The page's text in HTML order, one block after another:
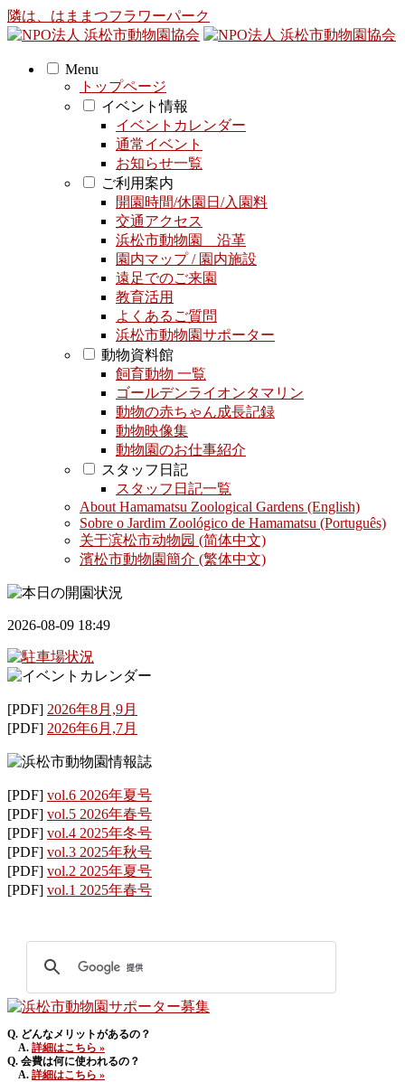
隣は、はままつフラワーパーク
Menu
トップページ
イベント情報
イベントカレンダー
通常イベント
お知らせ一覧
ご利用案内
開園時間/休園日/入園料
交通アクセス
浜松市動物園 沿革
園内マップ / 園内施設
遠足でのご来園
教育活用
よくあるご質問
浜松市動物園サポーター
動物資料館
飼育動物 一覧
ゴールデンライオンタマリン
動物の赤ちゃん成長記録
動物映像集
動物園のお仕事紹介
スタッフ日記
スタッフ日記一覧
About Hamamatsu Zoological Gardens (English)
Sobre o Jardim Zoológico de Hamamatsu (Português)
关于滨松市动物园 (简体中文)
濱松市動物園簡介 (繁体中文)
2026-08-09 18:49
[PDF] 2026年8月,9月
[PDF] 2026年6月,7月
[PDF] vol.6 2026年夏号
[PDF] vol.5 2026年春号
[PDF] vol.4 2025年冬号
[PDF] vol.3 2025年秋号
[PDF] vol.2 2025年夏号
[PDF] vol.1 2025年春号
Q. どんなメリットがあるの？
A. 詳細はこちら »
Q. 会費は何に使われるの？
A. 詳細はこちら »